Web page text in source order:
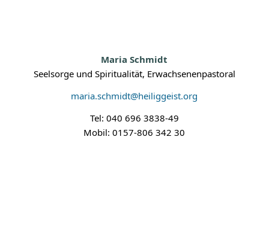
Maria Schmidt
Seelsorge und Spiritualität, Erwachsenenpastoral
maria.schmidt@heiliggeist.org
Tel: 040 696 3838-49
Mobil: 0157-806 342 30